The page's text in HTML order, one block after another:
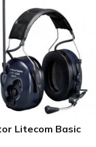
Litecom Basic